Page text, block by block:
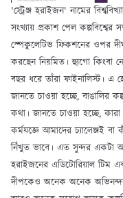
'স্ট্রেঞ্জ হরাইজন' নামের
সংখ্যায় প্রকাশ পেল কল্পবিশ্বের
স্পেকুলেটিভ ফিকশনের ওপর
করছেন নিয়মিত। হ্যুগো কিংবা
বছর ধরে তাঁরা ফাইনালিস্ট। এ
জানতে চাওয়া হচ্ছে, বাঙালির
কথা। জানতে চাওয়া হচ্ছে,
কর্মযজ্ঞে আমাদের চ্যালেঞ্জই
নিঁখুত ভাবে। এত সুন্দর একটা
হরাইজনের এডিটোরিয়াল টিম
দীপকেও অনেক অনেক